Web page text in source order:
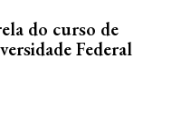
do curso de
Federal